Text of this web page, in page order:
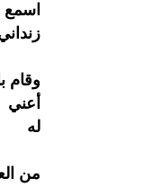
وقام
من